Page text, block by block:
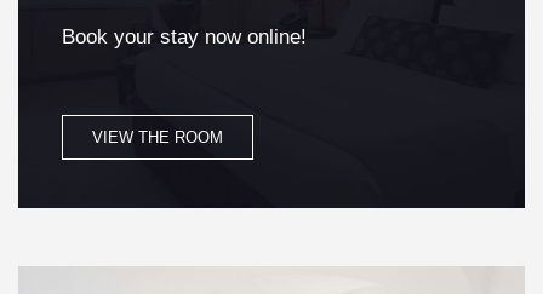
Book your stay now online!
VIEW THE ROOM